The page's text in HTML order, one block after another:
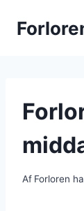
Af Forloren